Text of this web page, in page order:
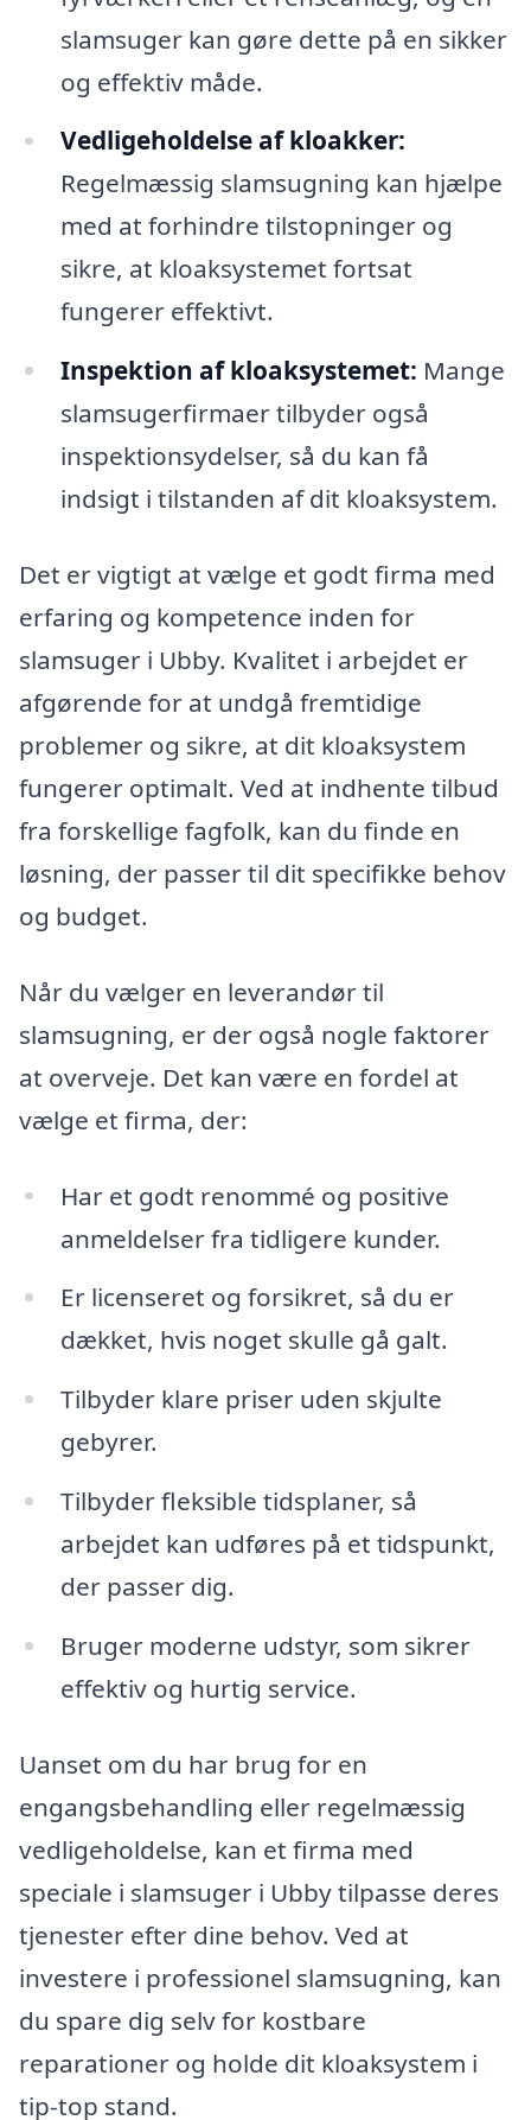
slamsuger kan gøre dette på en sikker
og effektiv måde.
Vedligeholdelse af kloakker:
Regelmæssig slamsugning kan hjælpe
med at forhindre tilstopninger og
sikre, at kloaksystemet fortsat
fungerer effektivt.
Inspektion af kloaksystemet: Mange
slamsugerfirmaer tilbyder også
inspektionsydelser, så du kan få
indsigt i tilstanden af dit kloaksystem.
Det er vigtigt at vælge et godt firma med
erfaring og kompetence inden for
slamsuger i Ubby. Kvalitet i arbejdet er
afgørende for at undgå fremtidige
problemer og sikre, at dit kloaksystem
fungerer optimalt. Ved at indhente tilbud
fra forskellige fagfolk, kan du finde en
løsning, der passer til dit specifikke behov
og budget.
Når du vælger en leverandør til
slamsugning, er der også nogle faktorer
at overveje. Det kan være en fordel at
vælge et firma, der:
Har et godt renommé og positive
anmeldelser fra tidligere kunder.
Er licenseret og forsikret, så du er
dækket, hvis noget skulle gå galt.
Tilbyder klare priser uden skjulte
gebyrer.
Tilbyder fleksible tidsplaner, så
arbejdet kan udføres på et tidspunkt,
der passer dig.
Bruger moderne udstyr, som sikrer
effektiv og hurtig service.
Uanset om du har brug for en
engangsbehandling eller regelmæssig
vedligeholdelse, kan et firma med
speciale i slamsuger i Ubby tilpasse deres
tjenester efter dine behov. Ved at
investere i professionel slamsugning, kan
du spare dig selv for kostbare
reparationer og holde dit kloaksystem i
tip-top stand.